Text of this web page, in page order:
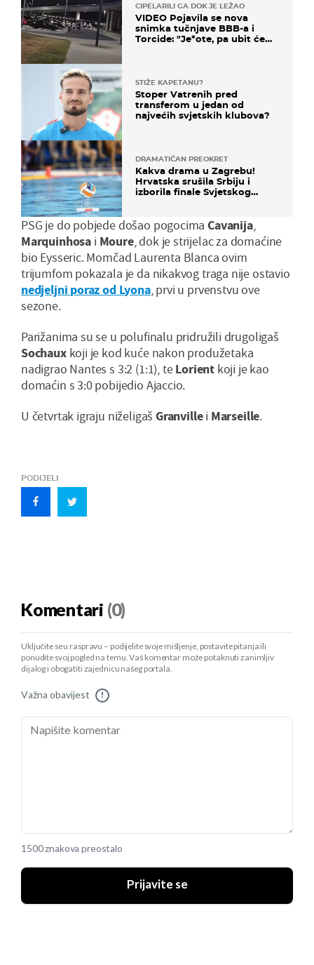
CIPELARILI GA DOK JE LEŽAO
VIDEO Pojavila se nova
snimka tučnjave BBB-a i
Torcide: "Je*ote, pa ubit će
STIŽE KAPETANU?
Stoper Vatrenih pred
transferom u jedan od
najvećih svjetskih klubova?
DRAMATIČAN PREOKRET
Kakva drama u Zagrebu!
Hrvatska srušila Srbiju i
izborila finale Svjetskog
PSG je do pobjede došao pogocimaCavanija,
Marquinhosa i Moure, dok je strijelac za domaćine
bio Eysseric. Momčad Laurenta Blanca ovim
trijumfom pokazala je da nikakvog traga nije ostavio
nedjeljni poraz od Lyona, prvi u prvenstvu ove
sezone.
Parižanima su se u polufinalu pridružili drugoligaš
Sochauxkoji je kod kuće nakon produžetaka
nadigrao Nantes s 3:2 (1:1), teLorient koji je kao
domaćin s 3:0 pobijedio Ajaccio.
U četvrtak igraju niželigaš Granvillei Marseille.
PODIJELI
Komentari (0)
Uključite se u raspravu – podijelite svoje mišljenje, postavite pitanja ili
ponudite svoj pogled na temu. Vaš komentar može potaknuti zanimljiv
dijalog i obogatiti zajednicu našeg portala.
Važna obavijest !
1500 znakova preostalo
Prijavite se